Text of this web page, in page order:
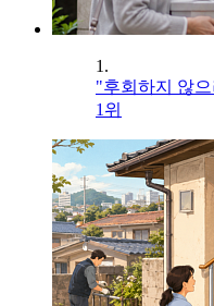
1.
"후회하지 않
1위